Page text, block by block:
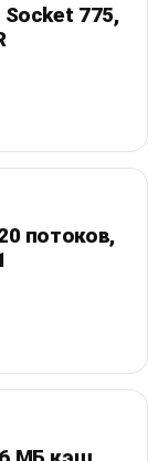
Socket 775,
потоков,